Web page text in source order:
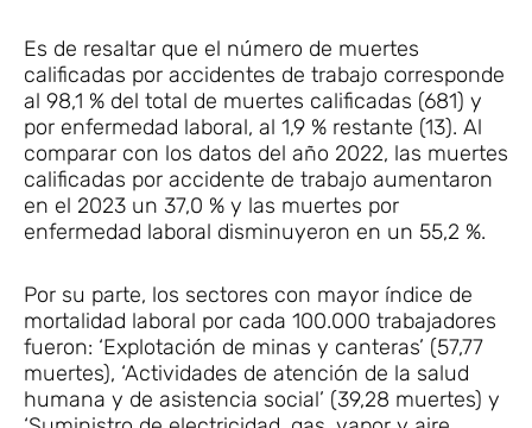
Es de resaltar que el número de muertes
calificadas por accidentes de trabajo corresponde
al 98,1 % del total de muertes calificadas (681) y
por enfermedad laboral, al 1,9 % restante (13). Al
comparar con los datos del año 2022, las muertes
calificadas por accidente de trabajo aumentaron
en el 2023 un 37,0 % y las muertes por
enfermedad laboral disminuyeron en un 55,2 %.
Por su parte, los sectores con mayor índice de
mortalidad laboral por cada 100.000 trabajadores
fueron: ‘Explotación de minas y canteras’ (57,77
muertes), ‘Actividades de atención de la salud
humana y de asistencia social’ (39,28 muertes) y